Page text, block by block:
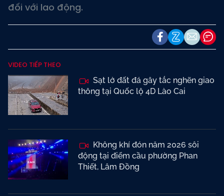
đối với lao động.
VIDEO TIẾP THEO
Sạt lở đất đá gây tắc nghẽn giao
thông tại Quốc lộ 4D Lào Cai
Không khí đón năm 2026 sôi
động tại điểm cầu phường Phan
Thiết, Lâm Đồng